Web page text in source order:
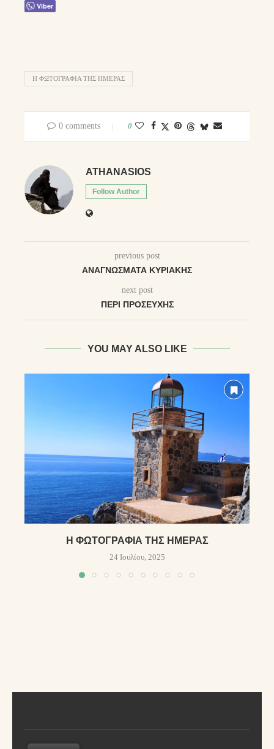
Viber
Η ΦΩΤΟΓΡΑΦΊΑ ΤΗΣ ΗΜΈΡΑΣ
0 comments 0
ATHANASIOS
Follow Author
previous post
ΑΝΑΓΝΏΣΜΑΤΑ ΚΥΡΙΑΚΉΣ
next post
ΠΕΡΊ ΠΡΟΣΕΥΧΉΣ
YOU MAY ALSO LIKE
Η ΦΩΤΟΓΡΑΦΊΑ ΤΗΣ ΗΜΈΡΑΣ
24 Ιουλίου, 2025